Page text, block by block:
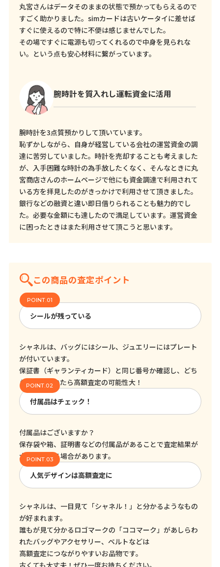
丸宮さんはデータそのままの状態で預かってもらえるので
すごく助かりました。simカードは古いケータイに差せば
すぐに使えるので特に不便は感じませんでした。
その場ですぐに電源も切ってくれるので中身を見られな
い。という点も安心材料に繋がっています。
腕時計を質入れし運転資金に活用
腕時計を3点質預かりして頂いています。
恥ずかしながら、自身が経営している会社の運営資金の調
達に苦労していました。時計を売却することも考えました
が、入手困難な時計の為手放したくなく、そんなときに丸
宮商店さんのホームページで他にも資金調達で利用されて
いる方を拝見したのがきっかけで利用させて頂きました。
銀行などの融資と違い即日借りられることも魅力的でし
た。必要な金額にも達したので満足しています。運営資金
に困ったときはまた利用させて頂こうと思います。
この商品の査定ポイント
シールが残っている
シャネルは、バッグにはシール、ジュエリーにはプレート
が付いています。
保証書（ギャランティカード）と同じ番号か確認し、どち
らも残っていたら高額査定の可能性大！
付属品はチェック！
付属品はございますか？
保存袋や箱、証明書などの付属品があることで査定結果が
大きく変わる場合があります。
人気デザインは高額査定に
シャネルは、一目見て「シャネル！」と分かるようなもの
が好まれます。
誰もが見て分かるロゴマークの「ココマーク」があしらわ
れたバッグやアクセサリー、ベルトなどは
高額査定につながりやすいお品物です。
古くても大丈夫！ぜひ一度お持ちください。